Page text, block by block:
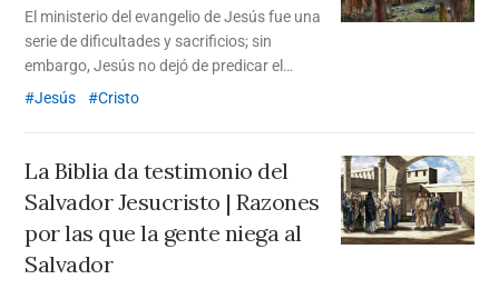
El ministerio del evangelio de Jesús fue una
serie de dificultades y sacrificios; sin
embargo, Jesús no dejó de predicar el
evangelio del reino de los cielos. Al final de
través de su sacrificio en la cruz.
Jesús Cristo
La Biblia da testimonio del
Salvador Jesucristo | Razones
por las que la gente niega al
Salvador